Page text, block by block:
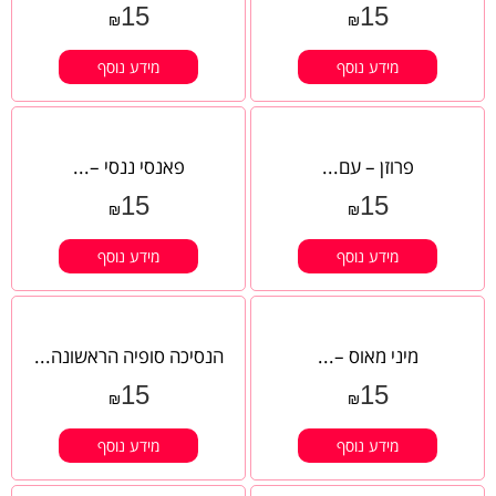
₪15
מידע נוסף
₪15
מידע נוסף
פרוזן – עם...
₪15
מידע נוסף
פאנסי ננסי –...
₪15
מידע נוסף
מיני מאוס –...
₪15
מידע נוסף
הנסיכה סופיה הראשונה...
₪15
מידע נוסף